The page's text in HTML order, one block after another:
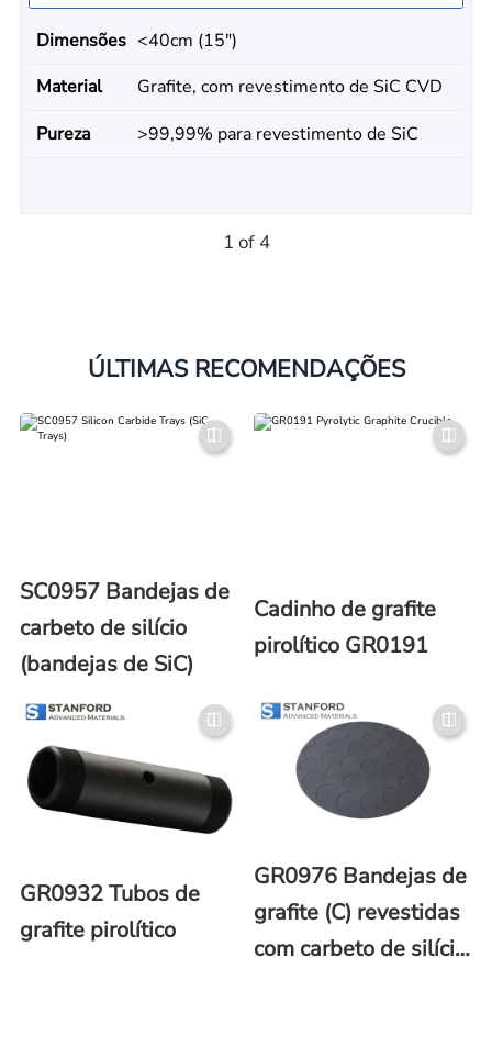
Dimensões <40cm (15")
Material
Grafite, com revestimento de SiC CVD
Pureza
>99,99% para revestimento de SiC
1 of 4
ÚLTIMAS RECOMENDAÇÕES
SC0957 Bandejas de
carbeto de silício
(bandejas de SiC)
Cadinho de grafite
pirolítico GR0191
GR0932 Tubos de
grafite pirolítico
GR0976 Bandejas de
grafite (C) revestidas
com carbeto de silício